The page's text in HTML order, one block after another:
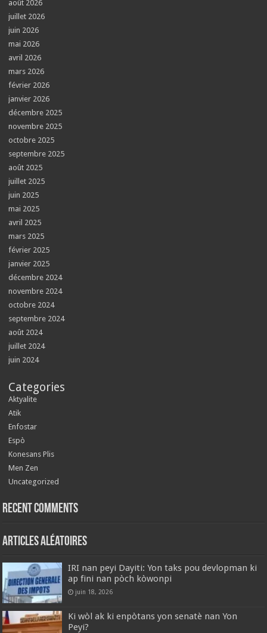
août 2026
juillet 2026
juin 2026
mai 2026
avril 2026
mars 2026
février 2026
janvier 2026
décembre 2025
novembre 2025
octobre 2025
septembre 2025
août 2025
juillet 2025
juin 2025
mai 2025
avril 2025
mars 2025
février 2025
janvier 2025
décembre 2024
novembre 2024
octobre 2024
septembre 2024
août 2024
juillet 2024
juin 2024
Categories
Aktyalite
Atik
Enfostar
Espò
Konesans Plis
Men Zen
Uncategorized
Recent Comments
Articles aléatoires
IRI nan peyi Dayiti: Yon taks pou devlopman ki
ap fini nan pòch kòwonpi
juin 18, 2026
Ki wòl ak ki enpòtans yon senatè nan Yon
Peyi?